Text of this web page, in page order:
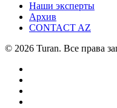
Наши эксперты
Архив
CONTACT AZ
© 2026 Turan. Все права